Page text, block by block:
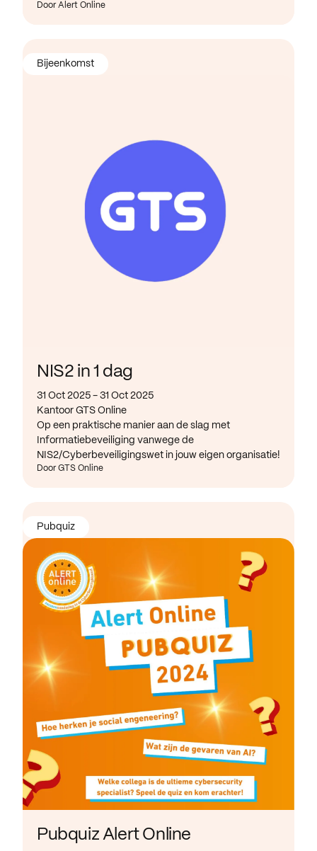
Door Alert Online
NIS2 in 1 dag
31 Oct 2025 - 31 Oct 2025
Kantoor GTS Online
Op een praktische manier aan de slag met
Informatiebeveiliging vanwege de
NIS2/Cyberbeveiligingswet in jouw eigen organisatie!
Door GTS Online
Bijeenkomst
Pubquiz Alert Online
Pubquiz